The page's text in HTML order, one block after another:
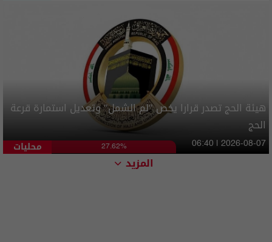
هيئة الحج تصدر قرارا يخص "لم الشمل" وتعديل استمارة قرعة
الحج
محليات 27.62% 06:40 | 2026-08-07
المزيد